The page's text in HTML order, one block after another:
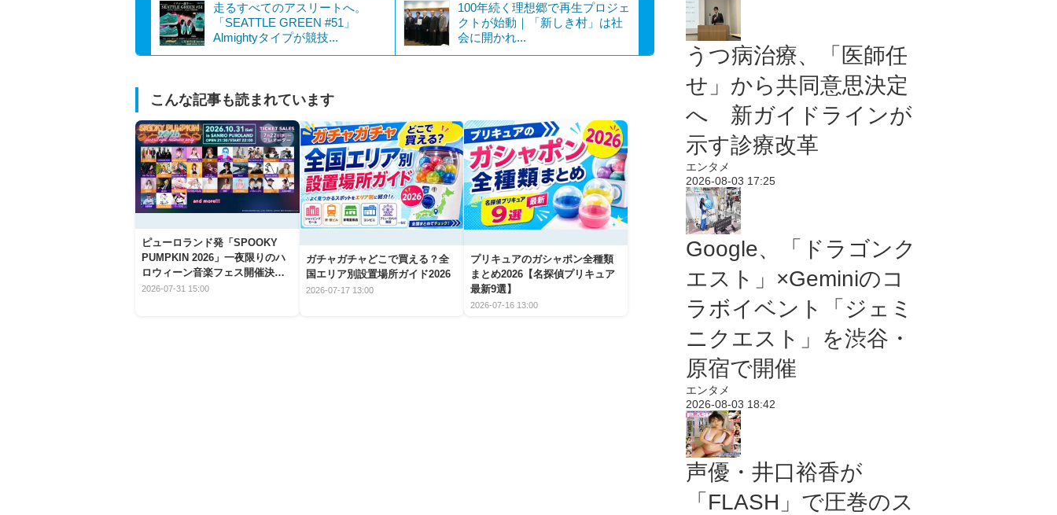
走るすべてのアスリートへ。
「SEATTLE GREEN #51」
Almightyタイプが競技...
100年続く理想郷で再生プロジェ
クトが始動｜「新しき村」は社
会に開かれ...
こんな記事も読まれています
ピューロランド発「SPOOKY
PUMPKIN 2026」一夜限りのハ
ロウィーン音楽フェス開催決
定！
2026-07-31 15:00
ガチャガチャどこで買える？全
国エリア別設置場所ガイド2026
2026-07-17 13:00
プリキュアのガシャポン全種類
まとめ2026【名探偵プリキュア
最新9選】
2026-07-16 13:00
うつ病治療、「医師任
せ」から共同意思決定
へ 新ガイドラインが
示す診療改革
エンタメ
2026-08-03 17:25
Google、「ドラゴンク
エスト」×Geminiのコ
ラボイベント「ジェミ
ニクエスト」を渋谷・
原宿で開催
エンタメ
2026-08-03 18:42
声優・井口裕香が
「FLASH」で圧巻のス